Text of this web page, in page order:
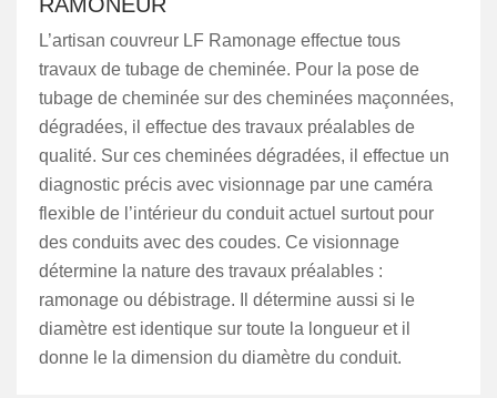
L’artisan couvreur LF Ramonage effectue tous
travaux de tubage de cheminée. Pour la pose de
tubage de cheminée sur des cheminées maçonnées,
dégradées, il effectue des travaux préalables de
qualité. Sur ces cheminées dégradées, il effectue un
diagnostic précis avec visionnage par une caméra
flexible de l’intérieur du conduit actuel surtout pour
des conduits avec des coudes. Ce visionnage
détermine la nature des travaux préalables :
ramonage ou débistrage. Il détermine aussi si le
diamètre est identique sur toute la longueur et il
donne le la dimension du diamètre du conduit.